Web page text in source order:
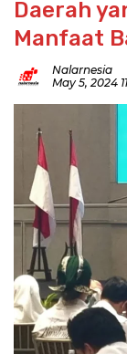
Daerah
Manfaat
Nalarnesia
May 5, 2024